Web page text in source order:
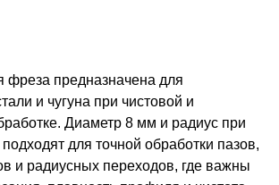
фреза предназначена для
и чугуна при чистовой и
Диаметр 8 мм и радиус при
для точной обработки пазов,
и радиусных переходов, где важны